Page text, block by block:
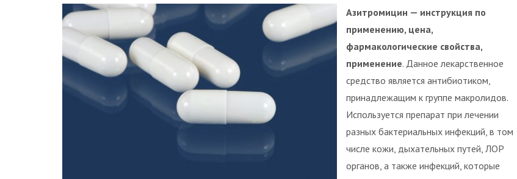
Азитромицин — инструкция по
применению, цена,
фармакологические свойства,
применение. Данное лекарственное
средство является антибиотиком,
принадлежащим к группе макролидов.
Используется препарат при лечении
разных бактериальных инфекций, в том
числе кожи, дыхательных путей, ЛОР
органов, а также инфекций, которые